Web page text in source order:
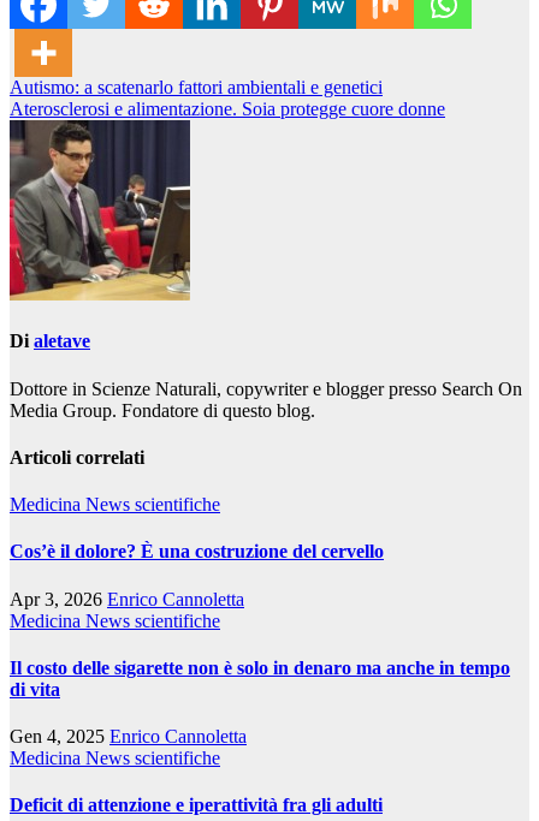
Navigazione
articoli
Autismo: a scatenarlo fattori ambientali e genetici
Aterosclerosi e alimentazione. Soia protegge cuore donne
Di aletave
Dottore in Scienze Naturali, copywriter e blogger presso Search On
Media Group. Fondatore di questo blog.
Articoli correlati
Medicina News scientifiche
Cos’è il dolore? È una costruzione del cervello
Apr 3, 2026 Enrico Cannoletta
Medicina News scientifiche
Il costo delle sigarette non è solo in denaro ma anche in tempo
di vita
Gen 4, 2025 Enrico Cannoletta
Medicina News scientifiche
Deficit di attenzione e iperattività fra gli adulti